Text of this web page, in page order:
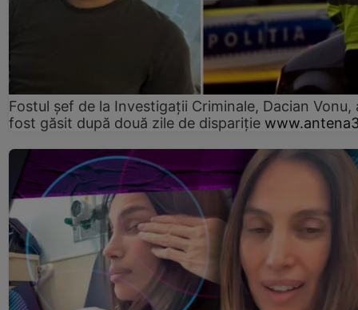
Fostul șef de la Investigații Criminale, Dacian Vonu,
fost găsit după două zile de dispariţie